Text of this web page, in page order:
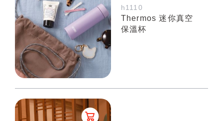
h1110
Thermos 迷你真空
保溫杯